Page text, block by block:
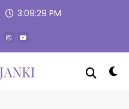
3:09:29 PM